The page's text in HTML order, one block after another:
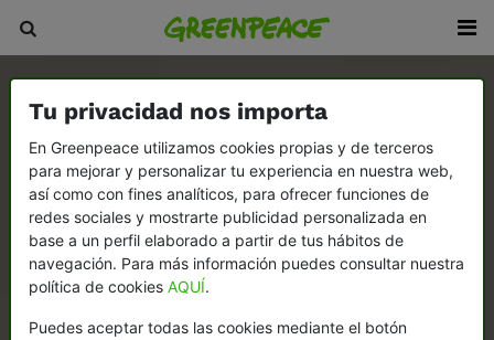
Tu privacidad nos importa
En Greenpeace utilizamos cookies propias y de terceros
para mejorar y personalizar tu experiencia en nuestra web,
así como con fines analíticos, para ofrecer funciones de
redes sociales y mostrarte publicidad personalizada en
base a un perfil elaborado a partir de tus hábitos de
navegación. Para más información puedes consultar nuestra
política de cookies AQUÍ.
Puedes aceptar todas las cookies mediante el botón